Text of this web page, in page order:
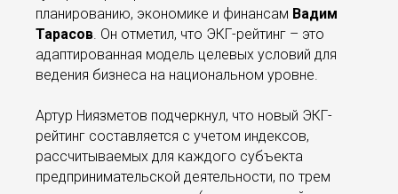
планированию, экономике и финансам Вадим
Тарасов. Он отметил, что ЭКГ-рейтинг – это
адаптированная модель целевых условий для
ведения бизнеса на национальном уровне.
Артур Ниязметов подчеркнул, что новый ЭКГ-
рейтинг составляется с учетом индексов,
рассчитываемых для каждого субъекта
предпринимательской деятельности, по трем